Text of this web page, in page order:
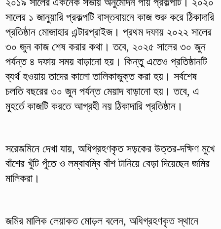
সালের ১ জানুয়ারি প্রকল্পটি বাস্তবায়নে কাজ শুরু করে ঠিকাদারি
প্রতিষ্ঠান মোজাহার এন্টারপ্রাইজ। প্রথম দফায় ২০২২ সালের
৩০ জুন কাজ শেষ করার কথা। তবে, ২০২৫ সালের ৩০ জুন
পর্যন্ত ৪ দফায় সময় বাড়ানো হয়। কিন্তু এতেও প্রতিষ্ঠানটি
ব্যর্থ হওয়ায় তাদের কালো তালিকাভুক্ত করা হয়। সর্বশেষ
চলতি বছরের ৩০ জুন পর্যন্ত মেয়াদ বাড়ানো হয়। তবে, এ
মুহর্তে কাজটি করতে আগ্রহী নয় ঠিকাদারি প্রতিষ্ঠান।
সরেজমিনে দেখা যায়, অধিগ্রহণকৃত সড়কের উত্তর-দক্ষিণ মুখে
বাঁশের খুঁটি পুঁতে ও লম্বাবম্বি বাঁশ টানিয়ে বেড়া দিয়েছেন জমির
মালিকরা।
জমির মালিক লেয়াকত মোড়ল বলেন, অধিগ্রহণকৃত স্থানে